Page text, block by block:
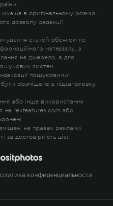
в оригінальному розмірі
дозволу редакції
статей обсягом не
матеріалу, з
на джерело, а для
систем
пошуковими
розміщене в підзаголовку
або інше використання
на rexfeatures.com або
на правах реклами.
за достовірність цієї
конфиденциальности